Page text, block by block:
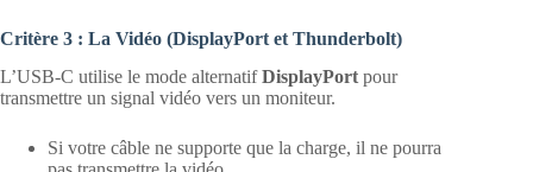
Critère 3 : La Vidéo (DisplayPort et Thunderbolt)
L’USB-C utilise le mode alternatifDisplayPort pour
transmettre un signal vidéo vers un moniteur.
Si votre câble ne supporte que la charge, il ne pourra